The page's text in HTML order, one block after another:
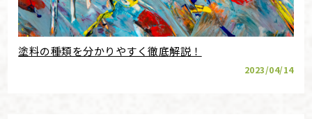
塗料の種類を分かりやすく徹底解説！
2023/04/14